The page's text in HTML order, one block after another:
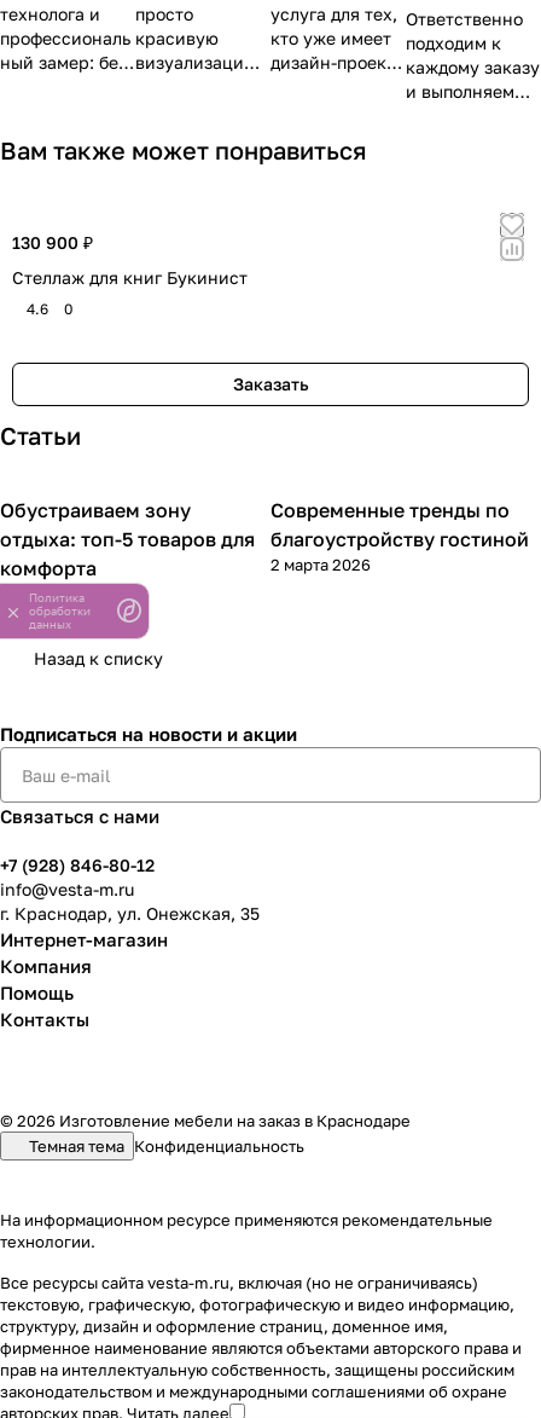
технолога и
профессиональ
ный замер: без
проектировани
просто
красивую
визуализацию,
расчетом
чтобы ваши
услуга для тех,
кто уже имеет
дизайн-проект
Подберём
Ответственно
подходим к
каждому заказу
и выполняем
увозим мусор.
Вам также может понравиться
130 900 ₽
Стеллаж для книг Букинист
4.6 0
Заказать
Статьи
Обустройство дома
Обустраиваем зону
отдыха: топ-5 товаров для
комфорта
4 марта 2026
Обустройство дома
Современные тренды по
благоустройству гостиной
2 марта 2026
Назад к списку
Подписаться на новости и акции
Связаться с нами
+7 (928) 846-80-12
info@vesta-m.ru
г. Краснодар, ул. Онежская, 35
Интернет-магазин
Компания
Помощь
Контакты
© 2026 Изготовление мебели на заказ в Краснодаре
Темная тема Конфиденциальность
На информационном ресурсе применяются рекомендательные
технологии.
Все ресурсы сайта vesta-m.ru, включая (но не ограничиваясь)
текстовую, графическую, фотографическую и видео информацию,
структуру, дизайн и оформление страниц, доменное имя,
фирменное наименование являются объектами авторского права и
прав на интеллектуальную собственность, защищены российским
законодательством и международными соглашениями об охране
авторских прав. Читать далее
Политика
обработки
данных